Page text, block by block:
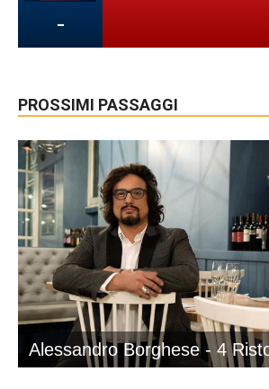
-
PROSSIMI PASSAGGI
Alessandro Borghese - 4